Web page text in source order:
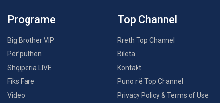
Programe
Big Brother VIP
Për’puthen
Shqipëria LIVE
Fiks Fare
Video
Top Channel
Rreth Top Channel
Bileta
Kontakt
Puno në Top Channel
Privacy Policy & Terms of Use